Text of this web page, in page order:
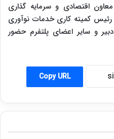
اقتصادی و سرمایه گذاری
رئیس کمیته کاری خدمات نوآوری
و سایر اعضای پلتفرم حضور
Copy URL